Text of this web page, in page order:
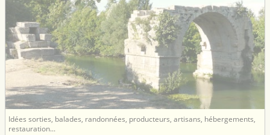
Idées sorties, balades, randonnées, producteurs, artisans, hébergements,
restauration...